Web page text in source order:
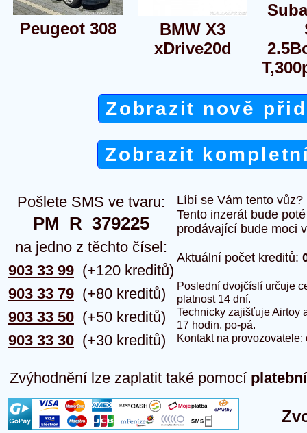
Peugeot 308
BMW X3
xDrive20d
Zobrazit nově
Zobrazit
Pošlete SMS ve tvaru:
PM  R  379225
na jedno z těchto čísel:
903 33 99
903 33 79
903 33 50
903 33 30
(+120 kreditů)
(+80 kreditů)
(+50 kreditů)
(+30 kreditů)
Líbí se Vám tento
Tento inzerát bude
prodávající bude moci
Aktuální počet kreditů:
Poslední dvojčíslí určuje
platnost 14 dní.
Technicky zajišťuje Airtoy
17 hodin, po-pá.
Kontakt na provozovatele:
Zvýhodnění lze zaplatit také pomocí